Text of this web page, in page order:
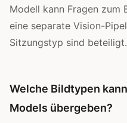
Modell kann Fragen zum
eine separate Vision-
Sitzungstyp sind beteiligt.
Welche Bildtypen
Models übergeben?